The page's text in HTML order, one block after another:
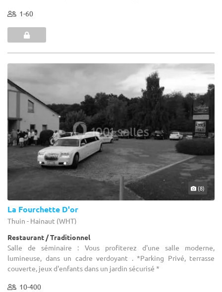
1-60
(8)
La Fourchette D'or
Thuin - Hainaut (WHT)
Restaurant / Traditionnel
Salle de séminaire : Vous profiterez d'une salle moderne,
lumineuse, dans un cadre verdoyant . *Parking Privé, terrasse
couverte, jeux d'enfants dans un jardin sécurisé *
10-400